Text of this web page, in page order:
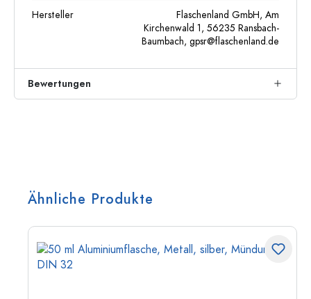
Hersteller
Flaschenland GmbH, Am
Kirchenwald 1, 56235 Ransbach-
Baumbach, gpsr@flaschenland.de
Bewertungen
Ähnliche Produkte